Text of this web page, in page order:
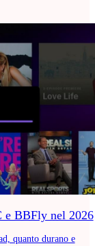
BBFly nel 2026
quanto durano e